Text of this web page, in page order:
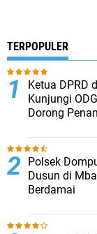
TERPOPULER
Ketua DPRD
Kunjungi
Dorong
Polsek
Dusun di
Berdamai